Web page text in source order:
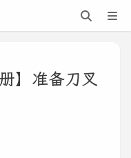
】准备刀叉